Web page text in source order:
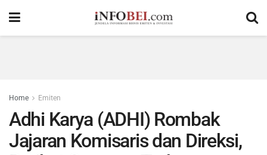
Home Emiten
Adhi Karya (ADHI) Rombak
Jajaran Komisaris dan Direksi,